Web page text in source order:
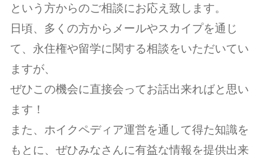
という方からのご相談にお応え致します。
日頃、多くの方からメールやスカイプを通じ
て、永住権や留学に関する相談をいただいてい
ますが、
ぜひこの機会に直接会ってお話出来ればと思い
ます！
また、ホイクペディア運営を通して得た知識を
もとに、ぜひみなさんに有益な情報を提供出来